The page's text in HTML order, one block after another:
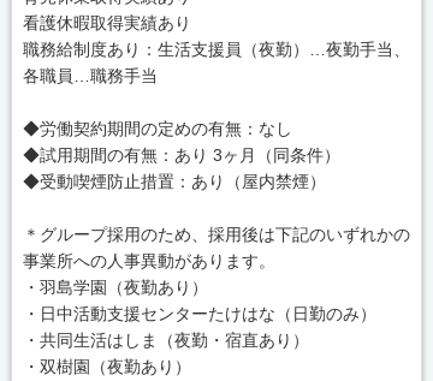
看護休暇取得実績あり
職務給制度あり：生活支援員（夜勤）…夜勤手当、
各職員…職務手当
◆労働契約期間の定めの有無：なし
◆試用期間の有無：あり 3ヶ月（同条件）
◆受動喫煙防止措置：あり（屋内禁煙）
＊グループ採用のため、採用後は下記のいずれかの
事業所への人事異動があります。
・羽島学園（夜勤あり）
・日中活動支援センターたけはな（日勤のみ）
・共同生活はしま（夜勤・宿直あり）
・双樹園（夜勤あり）